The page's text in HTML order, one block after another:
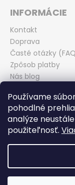
Používame
pohodlné
analýze
použiteľnosť.
INFORMÁCIE
Kontakt
Doprava
Časté otázky
Zpôsob platby
Nás blog
Zásady ochrany
Odstúpenie od
Copyright 2026